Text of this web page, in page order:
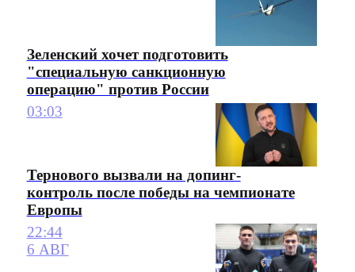
Зеленский хочет подготовить
"специальную санкционную
операцию" против России
03:03
Тернового вызвали на допинг-
контроль после победы на чемпионате
Европы
22:44
6 АВГ